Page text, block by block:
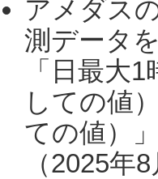
アメダス
測データ
「日最大
しての値
ての値）
（2025年8